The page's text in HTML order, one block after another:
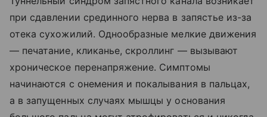
при сдавлении срединного нерва в запястье из-за
отека сухожилий. Однообразные мелкие движения
— печатание, кликанье, скроллинг — вызывают
хроническое перенапряжение. Симптомы
начинаются с онемения и покалывания в пальцах,
а в запущенных случаях мышцы у основания